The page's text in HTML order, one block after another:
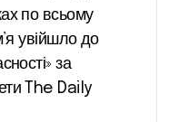
по всьому
увійшло до
за
The Daily